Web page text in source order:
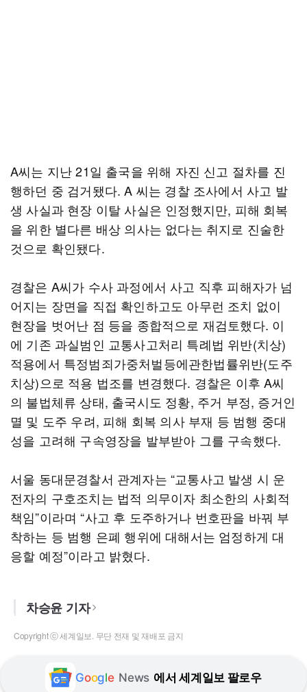
A씨는 지난 21일 출국을 위해 자진 신고 절차를 진
행하던 중 검거됐다. A 씨는 경찰 조사에서 사고 발
생 사실과 현장 이탈 사실은 인정했지만, 피해 회복
을 위한 별다른 배상 의사는 없다는 취지로 진술한
것으로 확인됐다.
경찰은 A씨가 수사 과정에서 사고 직후 피해자가 넘
어지는 장면을 직접 확인하고도 아무런 조치 없이
현장을 벗어난 점 등을 종합적으로 재검토했다. 이
에 기존 과실범인 교통사고처리 특례법 위반(치상)
적용에서 특정범죄가중처벌등에관한법률위반(도주
치상)으로 적용 법조를 변경했다. 경찰은 이후 A씨
의 불법체류 상태, 출국시도 정황, 주거 부정, 증거인
멸 및 도주 우려, 피해 회복 의사 부재 등 범행 중대
성을 고려해 구속영장을 발부받아 그를 구속했다.
서울 동대문경찰서 관계자는 “교통사고 발생 시 운
전자의 구호조치는 법적 의무이자 최소한의 사회적
책임”이라며 “사고 후 도주하거나 번호판을 바꿔 부
착하는 등 범행 은폐 행위에 대해서는 엄정하게 대
응할 예정”이라고 밝혔다.
차승윤 기자
Copyright ⓒ 세계일보. 무단 전재 및 재배포 금지
Google News 에서 세계일보 팔로우